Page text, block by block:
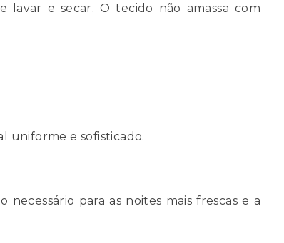
e secar. O tecido não amassa com
uniforme e sofisticado.
para as noites mais frescas e a